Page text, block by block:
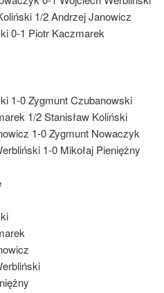
1/2 Andrzej Janowicz
0-1 Piotr Kaczmarek
1-0 Zygmunt Czubanowski
1/2 Stanisław Koliński
1-0 Zygmunt Nowaczyk
1-0 Mikołaj Pieniężny